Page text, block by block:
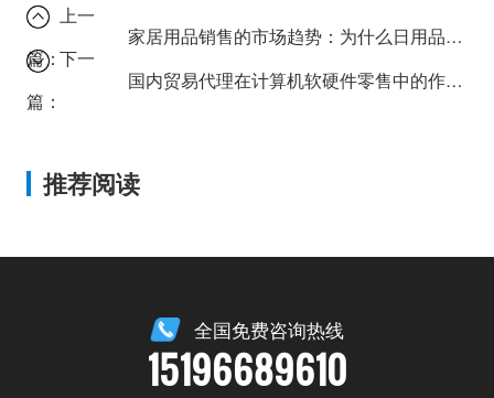
上一
篇：
家居用品销售的市场趋势：为什么日用品批发公司需要注重国内贸易代理？
下一
篇：
国内贸易代理在计算机软硬件零售中的作用：成都案例深度解读
推荐阅读
全国免费咨询热线
15196689610